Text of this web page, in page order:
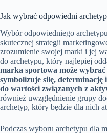
Jak wybrać odpowiedni
Wybór odpowiedniego
skutecznej strategii
zrozumienie swojej marki i jej
do archetypu, który najlepiej
marka sportowa może
symbolizuje siłę, determinację
do wartości związanych z
również uwzględnienie grupy
archetyp, który będzie dla nich
Podczas wyboru archetypu dla